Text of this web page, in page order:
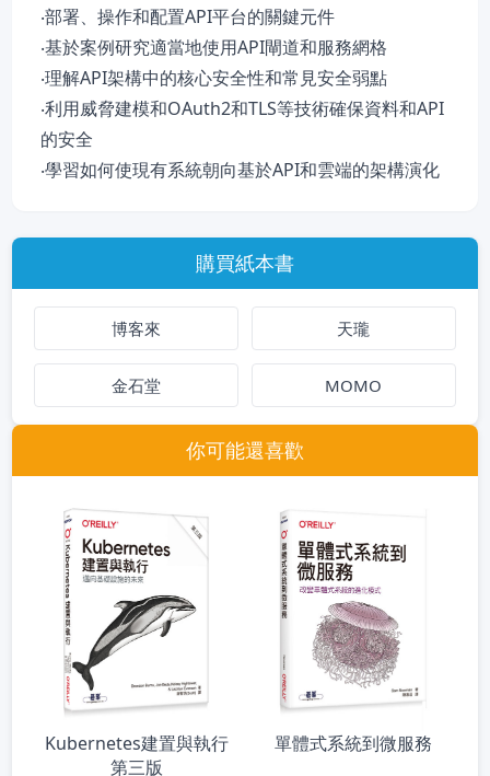
‧部署、操作和配置API平台的關鍵元件
‧基於案例研究適當地使用API閘道和服務網格
‧理解API架構中的核心安全性和常見安全弱點
‧利用威脅建模和OAuth2和TLS等技術確保資料和API
的安全
‧學習如何使現有系統朝向基於API和雲端的架構演化
購買紙本書
博客來 天瓏
金石堂 MOMO
你可能還喜歡
Kubernetes建置與執行
第三版
單體式系統到微服務